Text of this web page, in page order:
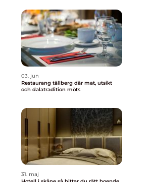
03. jun
Restaurang tällberg där mat, utsikt
och dalatradition möts
31. maj